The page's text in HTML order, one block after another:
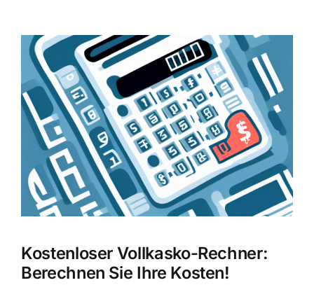
Zeige
grösseres
Bild
Kostenloser Vollkasko-Rechner:
Berechnen Sie Ihre Kosten!